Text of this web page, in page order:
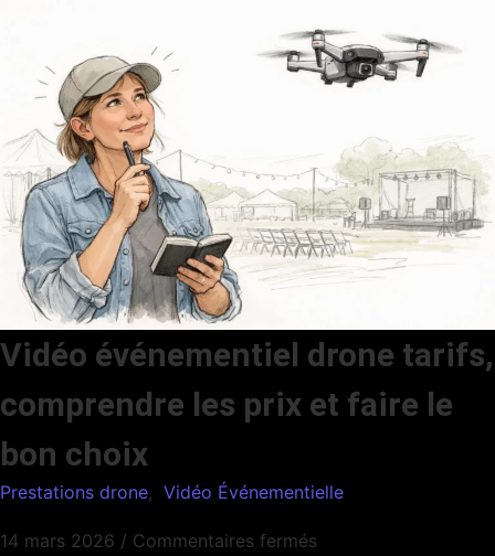
Vidéo événementiel drone tarifs,
comprendre les prix et faire le
bon choix
Prestations drone, Vidéo Événementielle
14 mars 2026 / Commentaires fermés